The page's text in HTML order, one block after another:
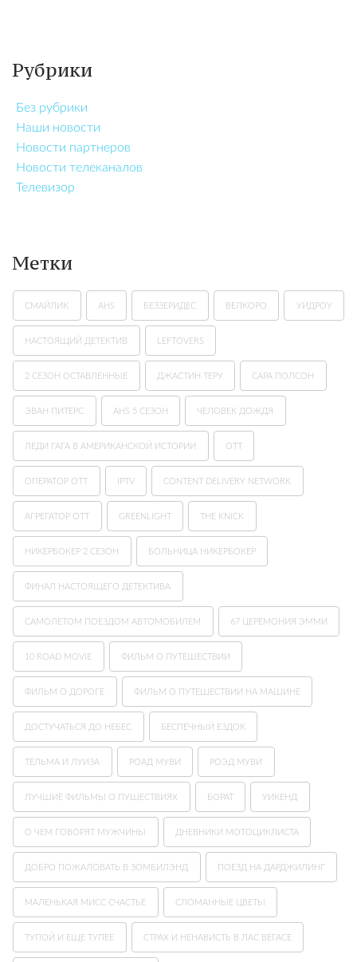
Рубрики
Без рубрики
Наши новости
Новости партнеров
Новости телеканалов
Телевизор
Метки
СМАЙЛИК AHS БЕЗЗЕРИДЕС ВЕЛКОРО УИДРОУ
НАСТОЯЩИЙ ДЕТЕКТИВ LEFTOVERS
2 СЕЗОН ОСТАВЛЕННЫЕ ДЖАСТИН ТЕРУ САРА ПОЛСОН
ЭВАН ПИТЕРС AHS 5 СЕЗОН ЧЕЛОВЕК ДОЖДЯ
ЛЕДИ ГАГА В АМЕРИКАНСКОЙ ИСТОРИИ ОТТ
ОПЕРАТОР OTT IPTV CONTENT DELIVERY NETWORK
АГРЕГАТОР OTT GREENLIGHT THE KNICK
НИКЕРБОКЕР 2 СЕЗОН БОЛЬНИЦА НИКЕРБОКЕР
ФИНАЛ НАСТОЯЩЕГО ДЕТЕКТИВА
САМОЛЕТОМ ПОЕЗДОМ АВТОМОБИЛЕМ 67 ЦЕРЕМОНИЯ ЭММИ
10 ROAD MOVIE ФИЛЬМ О ПУТЕШЕСТВИИ
ФИЛЬМ О ДОРОГЕ ФИЛЬМ О ПУТЕШЕСТВИИ НА МАШИНЕ
ДОСТУЧАТЬСЯ ДО НЕБЕС БЕСПЕЧНЫЙ ЕЗДОК
ТЕЛЬМА И ЛУИЗА РОАД МУВИ РОЭД МУВИ
ЛУЧШИЕ ФИЛЬМЫ О ПУШЕСТВИЯХ БОРАТ УИКЕНД
О ЧЕМ ГОВОРЯТ МУЖЧИНЫ ДНЕВНИКИ МОТОЦИКЛИСТА
ДОБРО ПОЖАЛОВАТЬ В ЗОМБИЛЭНД ПОЕЗД НА ДАРДЖИЛИНГ
МАЛЕНЬКАЯ МИСС СЧАСТЬЕ СЛОМАННЫЕ ЦВЕТЫ
ТУПОЙ И ЕЩЕ ТУПЕЕ СТРАХ И НЕНАВИСТЬ В ЛАС ВЕГАСЕ